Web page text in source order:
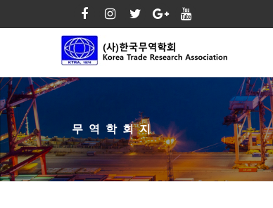
무역학회지